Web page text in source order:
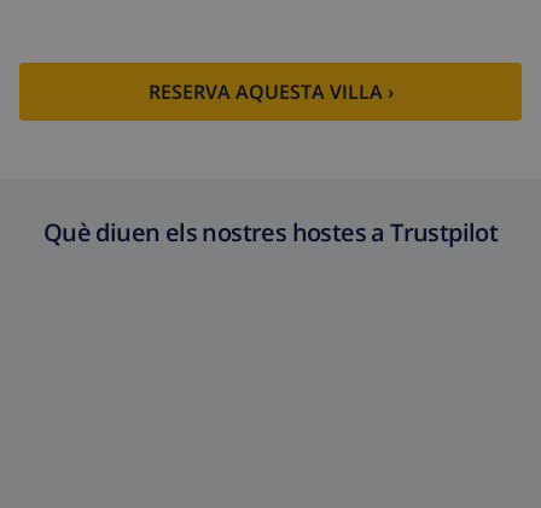
RESERVA AQUESTA VILLA ›
Què diuen els nostres hostes a Trustpilot